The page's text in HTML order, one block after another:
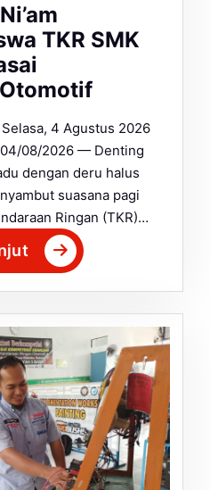
TKR SMK
4 Agustus 2026
04/08/2026 — Denting
dengan deru halus
suasana pagi
Ringan (TKR)…